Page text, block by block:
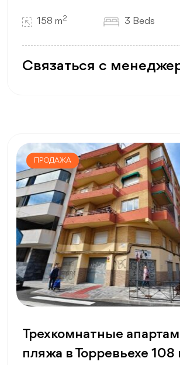
158 m2 3 Beds
Связаться с
ПРОДАЖА
Трехкомнатные
пляжа в Торревьехе 108